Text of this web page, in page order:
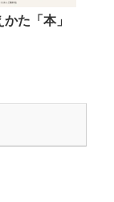
た「本」